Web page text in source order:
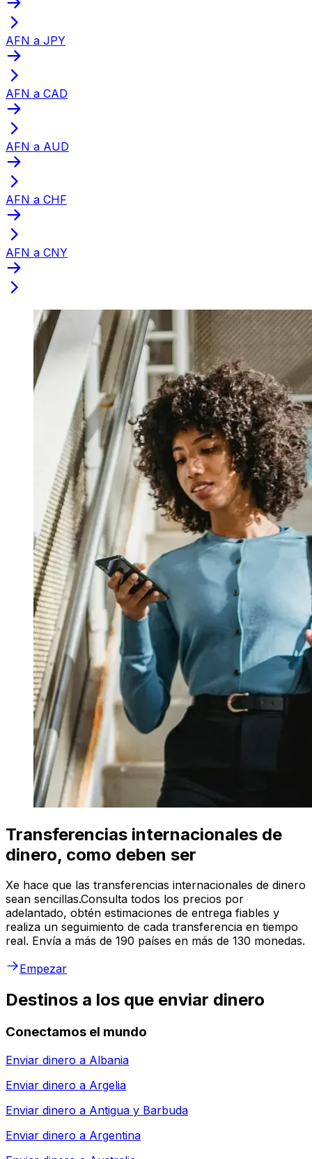
AFN a JPY
AFN a CAD
AFN a AUD
AFN a CHF
AFN a CNY
Transferencias internacionales de
dinero, como deben ser
Xe hace que las transferencias internacionales de dinero
sean sencillas.Consulta todos los precios por
adelantado, obtén estimaciones de entrega fiables y
realiza un seguimiento de cada transferencia en tiempo
real. Envía a más de 190 países en más de 130 monedas.
Empezar
Destinos a los que enviar dinero
Conectamos el mundo
Enviar dinero a Albania
Enviar dinero a Argelia
Enviar dinero a Antigua y Barbuda
Enviar dinero a Argentina